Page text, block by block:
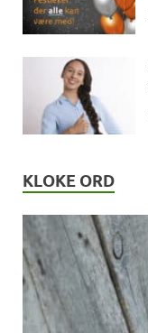
KLOKE ORD